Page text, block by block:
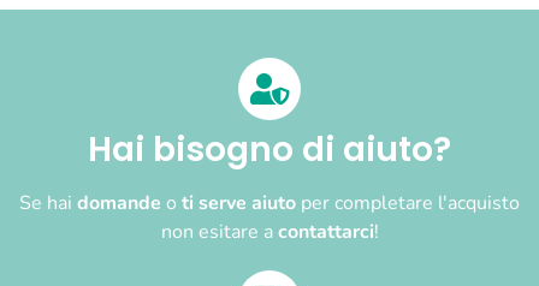
Hai bisogno di aiuto?
Se hai domande o ti serve aiuto per completare l'acquisto
non esitare acontattarci!